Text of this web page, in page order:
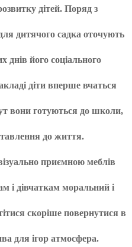
дітей. Поряд з
дитячого садка оточують
його соціального
діти вперше вчаться
вони готуються до школи,
до життя.
приємною меблів
і дівчаткам моральний і
скоріше повернутися в
для ігор атмосфера.